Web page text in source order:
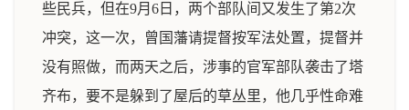
些民兵，但在9月6日，两个部队间又发生了第2次
冲突，这一次，曾国藩请提督按军法处置，提督并
没有照做，而两天之后，涉事的官军部队袭击了塔
齐布，要不是躲到了屋后的草丛里，他几乎性命难